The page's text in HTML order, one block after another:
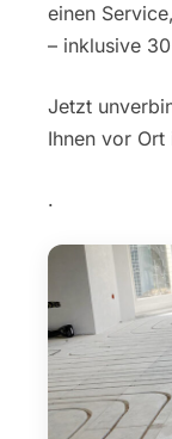
einen
– inklusive
Jetzt
Ihnen vor Ort
.